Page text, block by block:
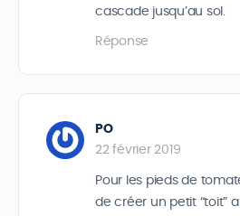
cascade jusqu’au sol.
Réponse
PO
22 février 2019
Pour les pieds de
de créer un petit “toit”